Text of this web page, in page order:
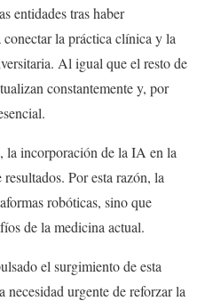
entidades tras haber
la práctica clínica y la
Al igual que el resto de
constantemente y, por
la incorporación de la IA en la
Por esta razón, la
robóticas, sino que
de la medicina actual.
el surgimiento de esta
urgente de reforzar la